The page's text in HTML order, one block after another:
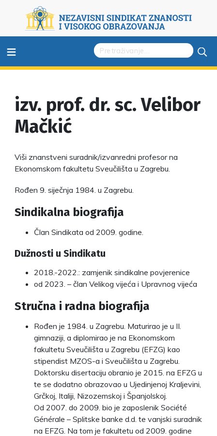
≡
izv. prof. dr. sc. Velibor
Mačkić
Viši znanstveni suradnik/izvanredni profesor na
Ekonomskom fakultetu Sveučilišta u Zagrebu.
Rođen 9. siječnja 1984. u Zagrebu.
Sindikalna biografija
Član Sindikata od 2009. godine.
Dužnosti u Sindikatu
2018.-2022.: zamjenik sindikalne povjerenice
od 2023. – član Velikog vijeća i Upravnog vijeća
Stručna i radna biografija
Rođen je 1984. u Zagrebu. Maturirao je u II.
gimnaziji, a diplomirao je na Ekonomskom
fakultetu Sveučilišta u Zagrebu (EFZG) kao
stipendist MZOS-a i Sveučilišta u Zagrebu.
Doktorsku disertaciju obranio je 2015. na EFZG u
te se dodatno obrazovao u Ujedinjenoj Kraljevini,
Grčkoj, Italiji, Nizozemskoj i Španjolskoj.
Od 2007. do 2009. bio je zaposlenik Société
Générale – Splitske banke d.d. te vanjski suradnik
na EFZG. Na tom je fakultetu od 2009. godine